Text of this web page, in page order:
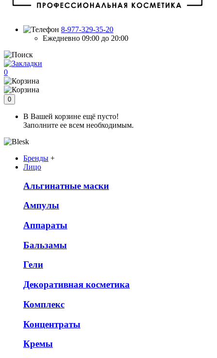
8-977-329-35-20
Ежедневно 09:00 до 20:00
0
0
В Вашей корзине ещё пусто!
Заполните ее всем необходимым.
Бренды +
Лицо
Альгинатные маски
Ампулы
Аппараты
Бальзамы
Гели
Декоративная косметика
Комплекс
Концентраты
Кремы